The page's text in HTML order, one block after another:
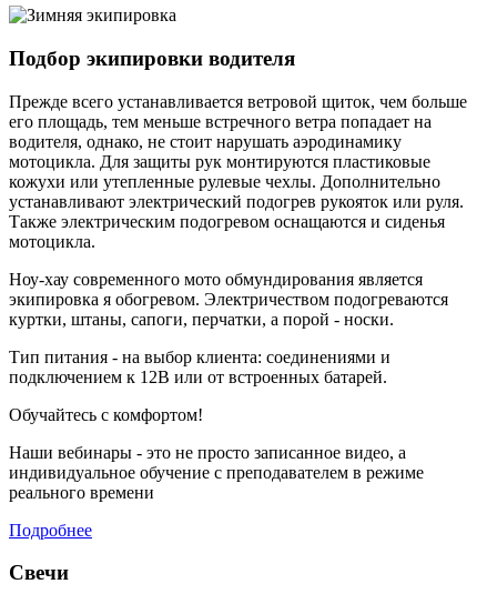
Подбор экипировки водителя
Прежде всего устанавливается ветровой щиток, чем больше
его площадь, тем меньше встречного ветра попадает на
водителя, однако, не стоит нарушать аэродинамику
мотоцикла. Для защиты рук монтируются пластиковые
кожухи или утепленные рулевые чехлы. Дополнительно
устанавливают электрический подогрев рукояток или руля.
Также электрическим подогревом оснащаются и сиденья
мотоцикла.
Ноу-хау современного мото обмундирования является
экипировка я обогревом. Электричеством подогреваются
куртки, штаны, сапоги, перчатки, а порой - носки.
Тип питания - на выбор клиента: соединениями и
подключением к 12В или от встроенных батарей.
Обучайтесь с комфортом!
Наши вебинары - это не просто записанное видео, а
индивидуальное обучение с преподавателем в режиме
реального времени
Подробнее
Свечи